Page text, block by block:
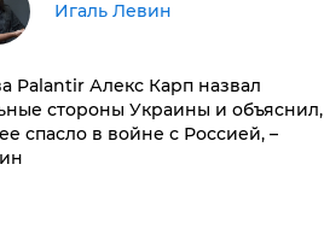
Игаль Левин
Palantir Алекс Карп назвал
стороны Украины и объяснил,
спасло в войне с Россией, –